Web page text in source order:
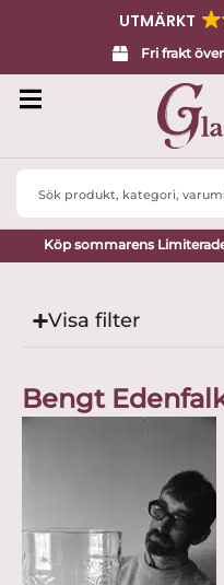
UTMÄRKT
Fri frakt
Search
Köp sommarens
Visa filter
Bengt